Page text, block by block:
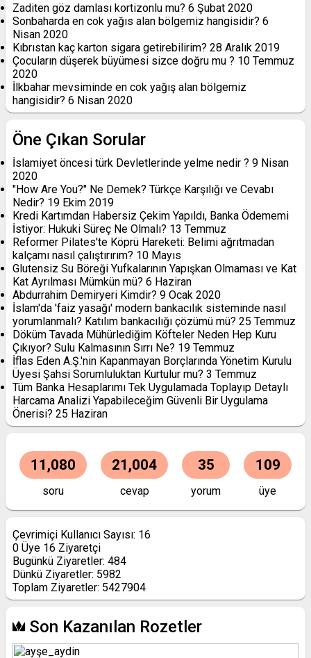
Zaditen göz damlası kortizonlu mu? 6 Şubat 2020
Sonbaharda en cok yağıs alan bölgemiz hangisidir? 6
Nisan 2020
Kıbrıstan kaç karton sigara getirebilirim? 28 Aralık 2019
Çocuların düşerek büyümesi sizce doğru mu ? 10 Temmuz
2020
İlkbahar mevsiminde en cok yağış alan bölgemiz
hangisidir? 6 Nisan 2020
Öne Çıkan Sorular
İslamiyet öncesi türk Devletlerinde yelme nedir ? 9 Nisan
2020
"How Are You?" Ne Demek? Türkçe Karşılığı ve Cevabı
Nedir? 19 Ekim 2019
Kredi Kartımdan Habersiz Çekim Yapıldı, Banka Ödememi
İstiyor: Hukuki Süreç Ne Olmalı? 13 Temmuz
Reformer Pilates'te Köprü Hareketi: Belimi ağrıtmadan
kalçamı nasıl çalıştırırım? 10 Mayıs
Glutensiz Su Böreği Yufkalarının Yapışkan Olmaması ve Kat
Kat Ayrılması Mümkün mü? 6 Haziran
Abdurrahim Demiryeri Kimdir? 9 Ocak 2020
İslam'da 'faiz yasağı' modern bankacılık sisteminde nasıl
yorumlanmalı? Katılım bankacılığı çözümü mü? 25 Temmuz
Döküm Tavada Mühürlediğim Köfteler Neden Hep Kuru
Çıkıyor? Sulu Kalmasının Sırrı Ne? 19 Temmuz
İflas Eden A.Ş.'nin Kapanmayan Borçlarında Yönetim Kurulu
Üyesi Şahsi Sorumluluktan Kurtulur mu? 3 Temmuz
Tüm Banka Hesaplarımı Tek Uygulamada Toplayıp Detaylı
Harcama Analizi Yapabileceğim Güvenli Bir Uygulama
Önerisi? 25 Haziran
11,080
soru
21,004
cevap
35
yorum
109
üye
Çevrimiçi Kullanıcı Sayısı: 16
0 Üye 16 Ziyaretçi
Bugünkü Ziyaretler: 484
Dünkü Ziyaretler: 5982
Toplam Ziyaretler: 5427904
Son Kazanılan Rozetler